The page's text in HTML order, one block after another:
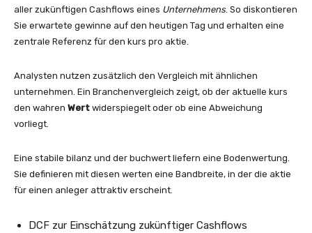
aller zukünftigen Cashflows eines Unternehmens. So diskontieren
Sie erwartete gewinne auf den heutigen Tag und erhalten eine
zentrale Referenz für den kurs pro aktie.
Analysten nutzen zusätzlich den Vergleich mit ähnlichen
unternehmen. Ein Branchenvergleich zeigt, ob der aktuelle kurs
den wahren Wert widerspiegelt oder ob eine Abweichung
vorliegt.
Eine stabile bilanz und der buchwert liefern eine Bodenwertung.
Sie definieren mit diesen werten eine Bandbreite, in der die aktie
für einen anleger attraktiv erscheint.
DCF zur Einschätzung zukünftiger Cashflows